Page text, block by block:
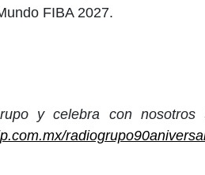
FIBA 2027.
y celebra con nosotros